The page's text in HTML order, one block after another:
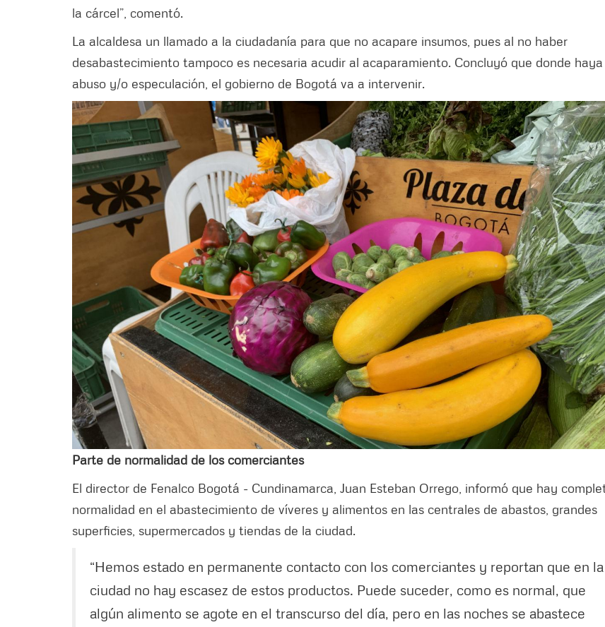
la cárcel”, comentó.
La alcaldesa un llamado a la ciudadanía para que no acapare insumos, pues al no haber
desabastecimiento tampoco es necesaria acudir al acaparamiento. Concluyó que donde haya
abuso y/o especulación, el gobierno de Bogotá va a intervenir.
Parte de normalidad de los comerciantes
El director de Fenalco Bogotá - Cundinamarca, Juan Esteban Orrego, informó que hay
normalidad en el abastecimiento de víveres y alimentos en las centrales de abastos, grandes
superficies, supermercados y tiendas de la ciudad.
“Hemos estado en permanente contacto con los comerciantes y reportan que en la
ciudad no hay escasez de estos productos. Puede suceder, como es normal, que
algún alimento se agote en el transcurso del día, pero en las noches se abastece